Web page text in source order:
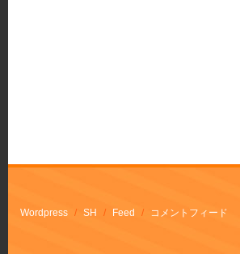
Wordpress / SH / Feed / コメントフィード